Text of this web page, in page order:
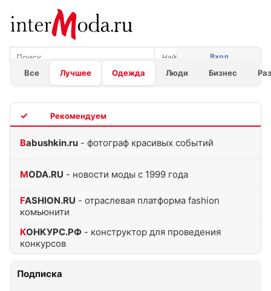
Все Лучшее Одежда Люди Бизнес
Вход
Babushkin.ru - фотограф красивых событий
MODA.RU - новости моды с 1999 года
FASHION.RU - отраслевая платформа fashion
комьюнити
КОНКУРС.РФ - конструктор для проведения
конкурсов
Подписка